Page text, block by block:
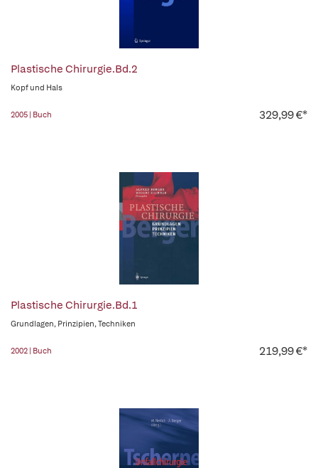
Plastische Chirurgie.Bd.2
Kopf und Hals
2005 | Buch 329,99 €*
Plastische Chirurgie.Bd.1
Grundlagen, Prinzipien, Techniken
2002 | Buch 219,99 €*